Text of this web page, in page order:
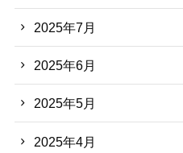
2025年7月
2025年6月
2025年5月
2025年4月